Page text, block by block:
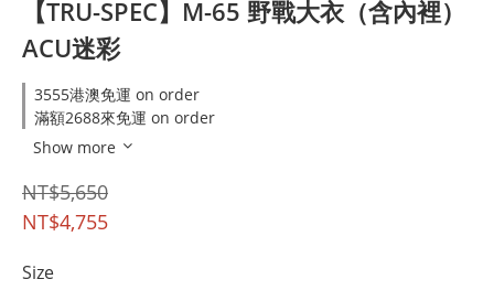
【TRU-SPEC】M-65 野戰大衣（含內裡）
ACU迷彩
3555港澳免運 on order
滿額2688來免運 on order
Show more
NT$5,650
NT$4,755
Size